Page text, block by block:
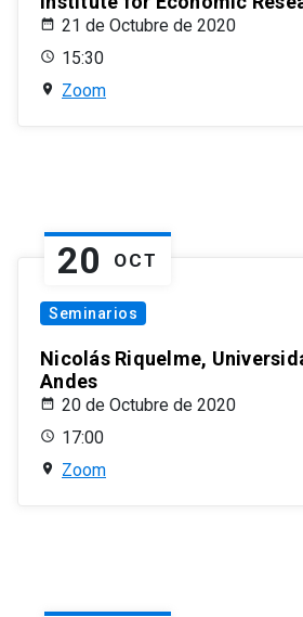
21 de Octubre de 2020
15:30
Zoom
20 OCT
Seminarios
Nicolás Riquelme,
Andes
20 de Octubre de 2020
17:00
Zoom